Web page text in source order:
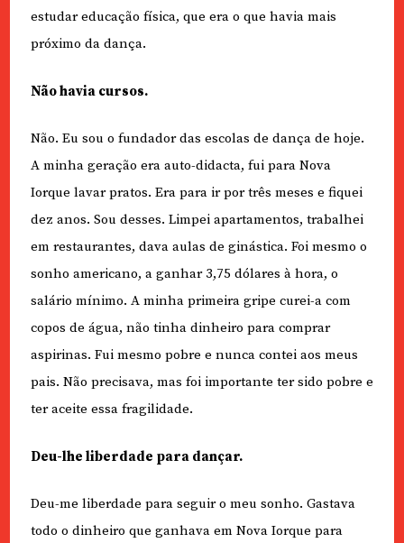
estudar educação física, que era o que havia mais
próximo da dança.
Não havia cursos.
Não. Eu sou o fundador das escolas de dança de hoje.
A minha geração era auto-didacta, fui para Nova
Iorque lavar pratos. Era para ir por três meses e fiquei
dez anos. Sou desses. Limpei apartamentos, trabalhei
em restaurantes, dava aulas de ginástica. Foi mesmo o
sonho americano, a ganhar 3,75 dólares à hora, o
salário mínimo. A minha primeira gripe curei-a com
copos de água, não tinha dinheiro para comprar
aspirinas. Fui mesmo pobre e nunca contei aos meus
pais. Não precisava, mas foi importante ter sido pobre e
ter aceite essa fragilidade.
Deu-lhe liberdade para dançar.
Deu-me liberdade para seguir o meu sonho. Gastava
todo o dinheiro que ganhava em Nova Iorque para